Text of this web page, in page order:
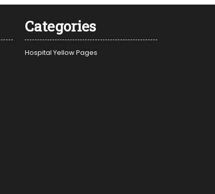
Categories
Hospital Yellow Pages